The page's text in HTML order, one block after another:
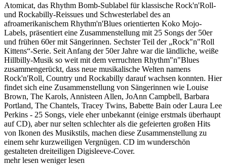
Atomicat, das Rhythm Bomb-Sublabel für klassische Rock'n'Roll-
und Rockabilly-Reissues und Schwesterlabel des an
afroamerikanischem Rhythm'n'Blues orientierten Koko Mojo-
Labels, präsentiert eine Zusammenstellung mit 25 Songs der 50er
und frühen 60er mit Sängerinnen. Sechster Teil der „Rock"n"Roll
Kittens“-Serie. Seit Anfang der 50er Jahre war die ländliche, weiße
Hillbilly-Musik so weit mit dem verruchten Rhythm"n"Blues
zusammengerückt, dass neue musikalische Welten namens
Rock'n'Roll, Country und Rockabilly darauf wachsen konnten. Hier
findet sich eine Zusammenstellung von Sängerinnen wie Louise
Brown, The Karols, Annisteen Allen, JoAnn Campbell, Barbara
Portland, The Chantels, Tracey Twins, Babette Bain oder Laura Lee
Perkins - 25 Songs, viele eher unbekannt (einige erstmals überhaupt
auf CD), aber nur selten schlechter als die gefeierten großen Hits
von Ikonen des Musikstils, machen diese Zusammenstellung zu
einem sehr kurzweiligen Vergnügen. CD im wunderschön
gestalteten dreiteiligen Digisleeve-Cover.
mehr lesen weniger lesen